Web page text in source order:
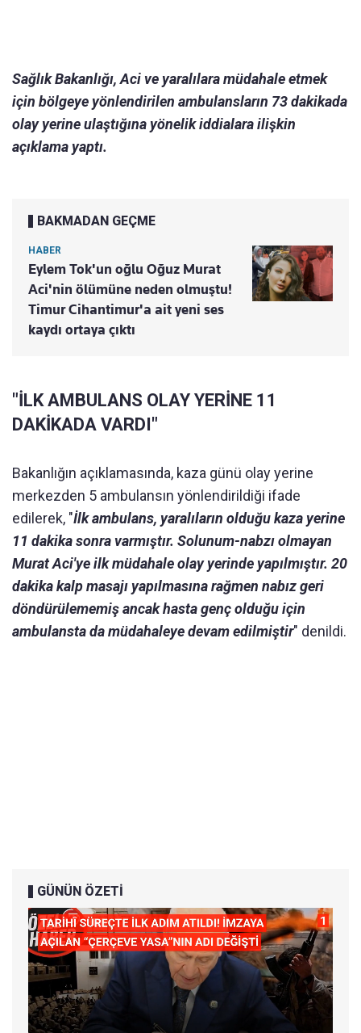
Sağlık Bakanlığı, Aci ve yaralılara müdahale etmek
için bölgeye yönlendirilen ambulansların 73 dakikada
olay yerine ulaştığına yönelik iddialara ilişkin
açıklama yaptı.
BAKMADAN GEÇME
HABER
Eylem Tok'un oğlu Oğuz Murat
Aci'nin ölümüne neden olmuştu!
Timur Cihantimur'a ait yeni ses
kaydı ortaya çıktı
"İLK AMBULANS OLAY YERİNE 11
DAKİKADA VARDI"
Bakanlığın açıklamasında, kaza günü olay yerine
merkezden 5 ambulansın yönlendirildiği ifade
edilerek, "İlk ambulans, yaralıların olduğu kaza yerine
11 dakika sonra varmıştır. Solunum-nabzı olmayan
Murat Aci'ye ilk müdahale olay yerinde yapılmıştır. 20
dakika kalp masajı yapılmasına rağmen nabız geri
döndürülememiş ancak hasta genç olduğu için
ambulansta da müdahaleye devam edilmiştir" denildi.
GÜNÜN ÖZETİ